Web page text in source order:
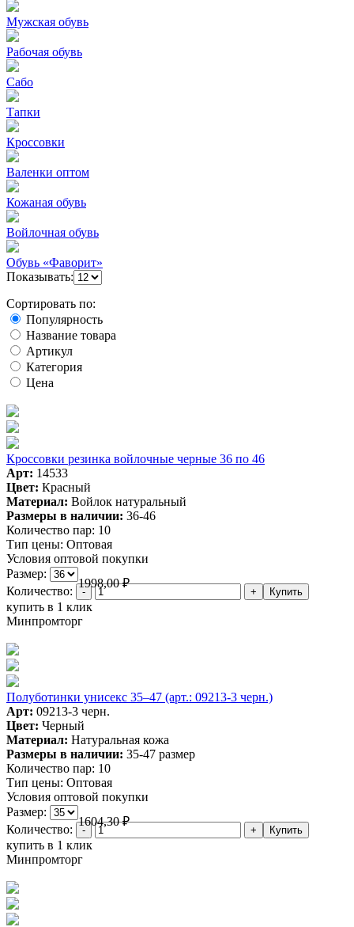
Мужская обувь
Рабочая обувь
Сабо
Тапки
Кроссовки
Валенки оптом
Кожаная обувь
Войлочная обувь
Обувь «Фаворит»
Показывать:
Сортировать по:
Популярность
Название товара
Артикул
Категория
Цена
Кроссовки резинка войлочные черные 36 по 46
Арт: 14533
Цвет: Красный
Материал: Войлок натуральный
Размеры в наличии: 36-46
Количество пар: 10
Тип цены: Оптовая
Условия оптовой покупки
Размер:
1998,00₽
Количество:
купить в 1 клик
Минпромторг
Полуботинки унисекс 35–47 (арт.: 09213-3 черн.)
Арт: 09213-3 черн.
Цвет: Черный
Материал: Натуральная кожа
Размеры в наличии: 35-47 размер
Количество пар: 10
Тип цены: Оптовая
Условия оптовой покупки
Размер:
1604,30₽
Количество:
купить в 1 клик
Минпромторг